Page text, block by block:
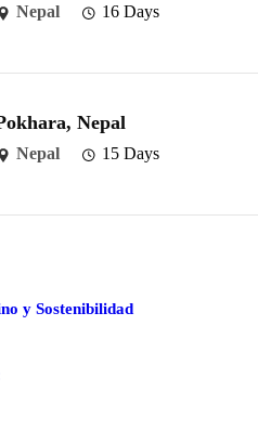
Nepal 16 Days
Nepal
Nepal 15 Days
y Sostenibilidad